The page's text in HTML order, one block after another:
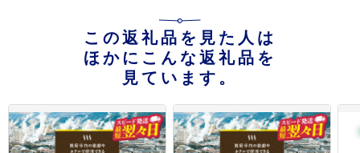
この返礼品を見た人は
ほかにこんな返礼品を
見ています。